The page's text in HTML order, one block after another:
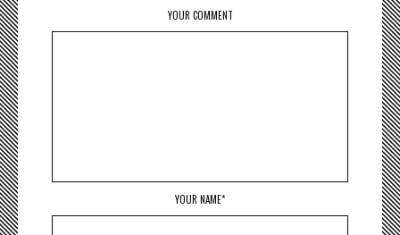
YOUR COMMENT
YOUR NAME*